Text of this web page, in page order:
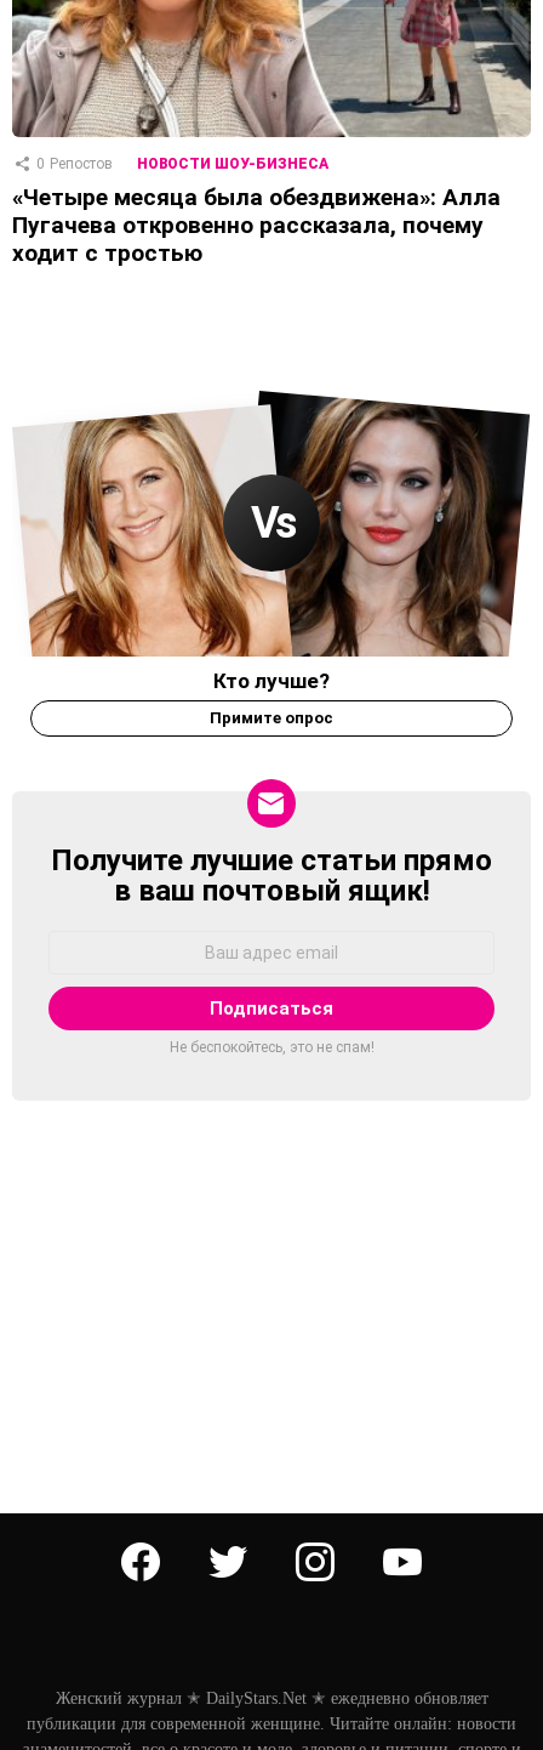
0 Репостов НОВОСТИ ШОУ-БИЗНЕСА
«Четыре месяца была обездвижена»: Алла
Пугачева откровенно рассказала, почему
ходит с тростью
Кто лучше?
Примите опрос
NEWSLETTER
Получите лучшие статьи прямо
в ваш почтовый ящик!
Не беспокойтесь, это не спам!
facebook twitter instagram
Женский журнал ✭ DailyStars.Net ✭ ежедневно обновляет
публикации для современной женщине. Читайте онлайн: новости